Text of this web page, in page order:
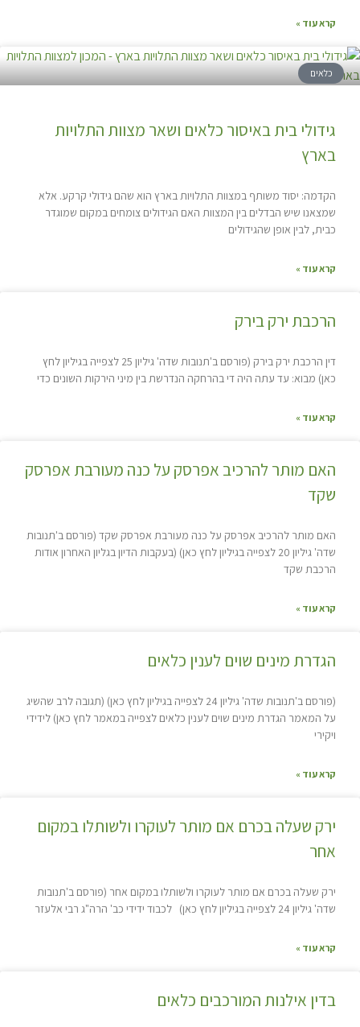
קרא עוד »
כלאים
גידולי בית באיסור כלאים ושאר מצוות התלויות
בארץ
הקדמה: יסוד משותף במצוות התלויות בארץ הוא שהם גידולי קרקע. אלא
שמצאנו שיש הבדלים בין המצוות האם הגידולים צומחים במקום שמוגדר
כבית, לבין אופן שהגידולים
קרא עוד »
הרכבת ירק בירק
דין הרכבת ירק בירק (פורסם ב'תנובות שדה' גיליון 25 לצפייה בגיליון לחץ
כאן) מבוא: עד עתה היה די בהרחקה הנדרשת בין מיני הירקות השונים כדי
קרא עוד »
האם מותר להרכיב אפרסק על כנה מעורבת אפרסק
שקד
האם מותר להרכיב אפרסק על כנה מעורבת אפרסק שקד (פורסם ב'תנובות
שדה' גיליון 20 לצפייה בגיליון לחץ כאן) (בעקבות הדיון בגליון האחרון אודות
הרכבת שקד
קרא עוד »
הגדרת מינים שוים לענין כלאים
(פורסם ב'תנובות שדה' גיליון 24 לצפייה בגיליון לחץ כאן) (תגובה לרב שהשיג
על המאמר הגדרת מינים שוים לענין כלאים לצפייה במאמר לחץ כאן) לידידי
ויקירי
קרא עוד »
ירק שעלה בכרם אם מותר לעוקרו ולשותלו במקום
אחר
ירק שעלה בכרם אם מותר לעוקרו ולשותלו במקום אחר (פורסם ב'תנובות
שדה' גיליון 24 לצפייה בגיליון לחץ כאן) לכבוד ידידי כב' הרה"ג רבי אלעזר
קרא עוד »
בדין אילנות המורכבים כלאים